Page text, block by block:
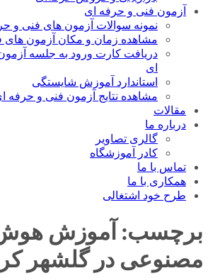
آزمون فنی و حرفه ای
نمونه سوالات آزمون های فنی و
مشاهده زمان و مکان آزمون های
دریافت کارت ورود به جلسه
ای
استاندارد آموزش شایستگی
مشاهده نتایج آزمون فنی و حرفه
مقالات
درباره ما
گالری تصاویر
کادر آموزشگاه
تماس با ما
همکاری با ما
طرح خود اشتغالی
برچسب: آموزش
مصنوعی در گلشهر